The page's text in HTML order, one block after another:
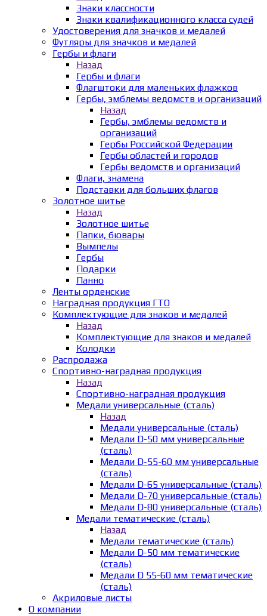
Знаки классности
Знаки квалификационного класса судей
Удостоверения для значков и медалей
Футляры для значков и медалей
Гербы и флаги
Назад
Гербы и флаги
Флагштоки для маленьких флажков
Гербы, эмблемы ведомств и организаций
Назад
Гербы, эмблемы ведомств и
организаций
Гербы Российской Федерации
Гербы областей и городов
Гербы ведомств и организаций
Флаги, знамена
Подставки для больших флагов
Золотное шитье
Назад
Золотное шитье
Папки, бювары
Вымпелы
Гербы
Подарки
Панно
Ленты орденские
Наградная продукция ГТО
Комплектующие для знаков и медалей
Назад
Комплектующие для знаков и медалей
Колодки
Распродажа
Спортивно-наградная продукция
Назад
Спортивно-наградная продукция
Медали универсальные (сталь)
Назад
Медали универсальные (сталь)
Медали D-50 мм универсальные
(сталь)
Медали D-55-60 мм универсальные
(сталь)
Медали D-65 универсальные (сталь)
Медали D-70 универсальные (сталь)
Медали D-80 универсальные (сталь)
Медали тематические (сталь)
Назад
Медали тематические (сталь)
Медали D-50 мм тематические
(сталь)
Медали D 55-60 мм тематические
(сталь)
Акриловые листы
О компании